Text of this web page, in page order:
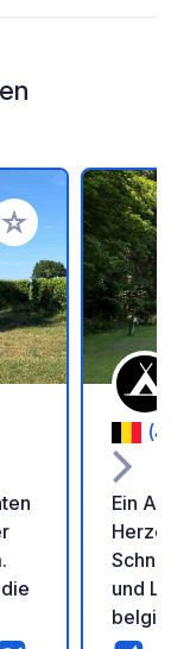
Ihren Favoriten
Ein
und